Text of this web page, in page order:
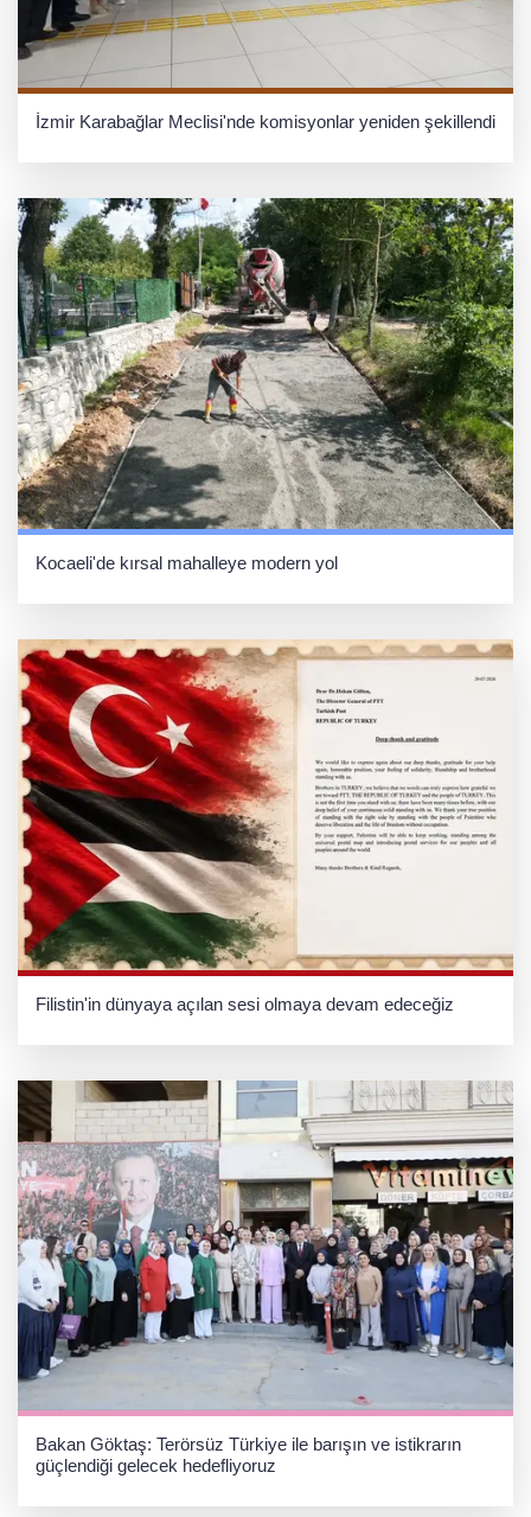
İzmir Karabağlar Meclisi'nde komisyonlar yeniden şekillendi
Kocaeli'de kırsal mahalleye modern yol
Filistin'in dünyaya açılan sesi olmaya devam edeceğiz
Bakan Göktaş: Terörsüz Türkiye ile barışın ve istikrarın
güçlendiği gelecek hedefliyoruz